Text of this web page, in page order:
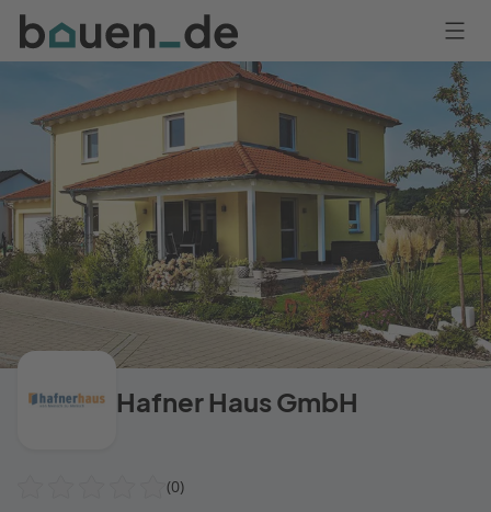
Bauen
Logo
Hafner Haus GmbH
(0)